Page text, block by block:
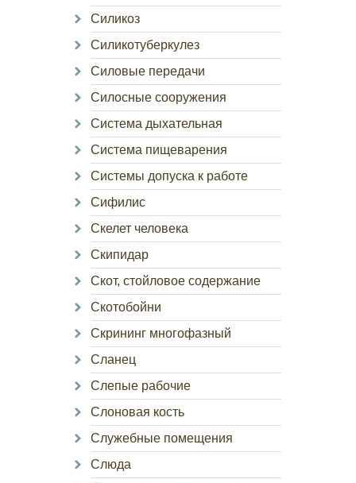
Силикоз
Силикотуберкулез
Силовые передачи
Силосные сооружения
Система дыхательная
Система пищеварения
Системы допуска к работе
Сифилис
Скелет человека
Скипидар
Скот, стойловое содержание
Скотобойни
Скрининг многофазный
Сланец
Слепые рабочие
Слоновая кость
Служебные помещения
Слюда